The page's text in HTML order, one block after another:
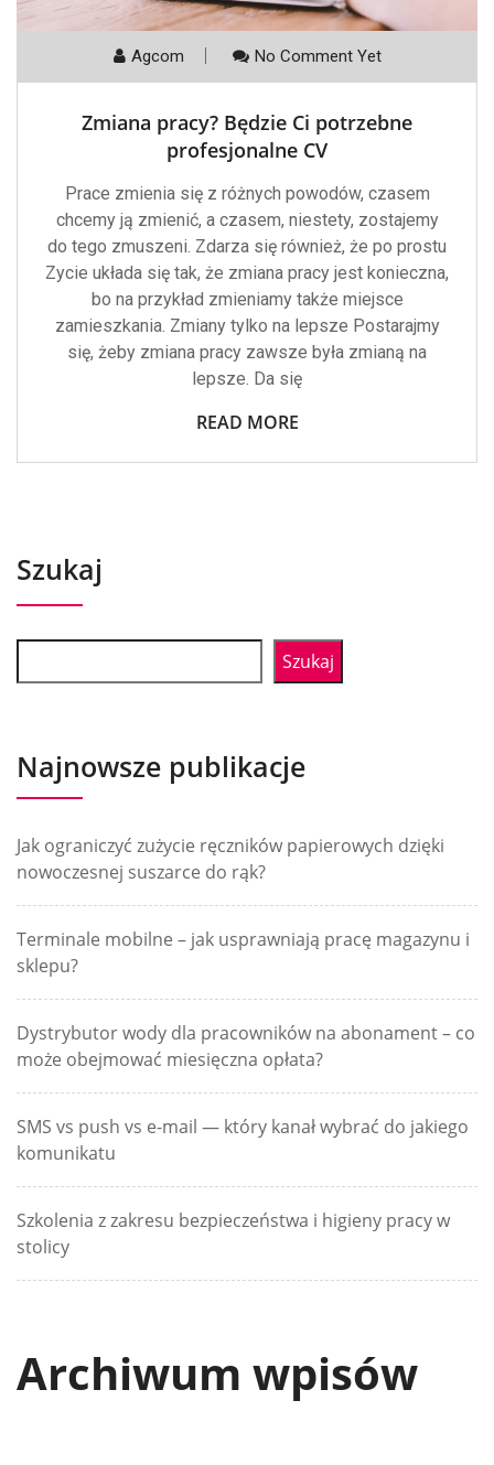
Agcom No Comment Yet
Zmiana pracy? Będzie Ci potrzebne
profesjonalne CV
Prace zmienia się z różnych powodów, czasem
chcemy ją zmienić, a czasem, niestety, zostajemy
do tego zmuszeni. Zdarza się również, że po prostu
Zycie układa się tak, że zmiana pracy jest konieczna,
bo na przykład zmieniamy także miejsce
zamieszkania. Zmiany tylko na lepsze Postarajmy
się, żeby zmiana pracy zawsze była zmianą na
lepsze. Da się
READ MORE
Szukaj
Szukaj
Najnowsze publikacje
Jak ograniczyć zużycie ręczników papierowych dzięki
nowoczesnej suszarce do rąk?
Terminale mobilne – jak usprawniają pracę magazynu i
sklepu?
Dystrybutor wody dla pracowników na abonament – co
może obejmować miesięczna opłata?
SMS vs push vs e-mail — który kanał wybrać do jakiego
komunikatu
Szkolenia z zakresu bezpieczeństwa i higieny pracy w
stolicy
Archiwum wpisów